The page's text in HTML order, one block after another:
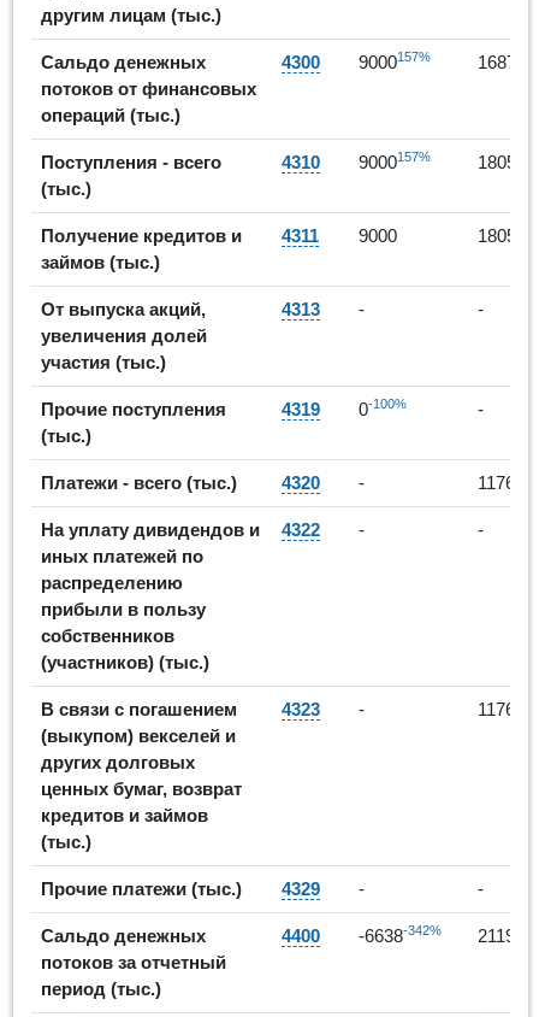
другим лицам (тыс.)
Сальдо денежных
потоков от финансовых
операций (тыс.)
4300 9000157% 168739
Поступления - всего
(тыс.)
4310 9000157% 180500
Получение кредитов и
займов (тыс.)
4311 9000 180500
От выпуска акций,
увеличения долей
участия (тыс.)
4313 - -
Прочие поступления
(тыс.)
4319 0-100% -
Платежи - всего (тыс.) 4320 - 11761
На уплату дивидендов и
иных платежей по
распределению
прибыли в пользу
собственников
(участников) (тыс.)
4322 - -
В связи с погашением
(выкупом) векселей и
других долговых
ценных бумаг, возврат
кредитов и займов
(тыс.)
4323 - 11761
Прочие платежи (тыс.) 4329 - -
Сальдо денежных
потоков за отчетный
период (тыс.)
4400 -6638-342% 2119